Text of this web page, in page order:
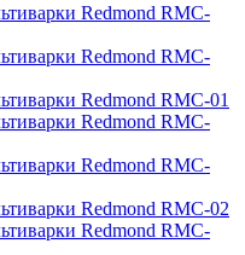
Redmond RMC-
Redmond RMC-
Redmond RMC-01
Redmond RMC-
Redmond RMC-
Redmond RMC-02
Redmond RMC-